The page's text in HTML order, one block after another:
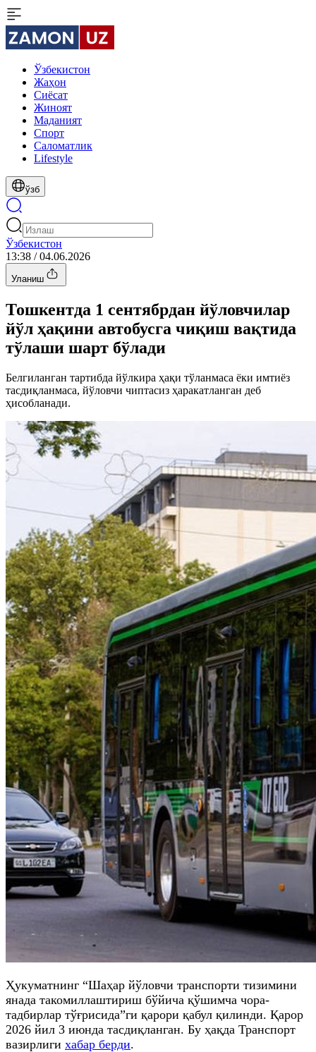
Ўзбекистон
Жаҳон
Сиёсат
Жиноят
Маданият
Спорт
Cаломатлик
Lifestyle
ўзб
Ўзбекистон
13:38 / 04.06.2026
Уланиш
Тошкентда 1 сентябрдан йўловчилар
йўл ҳақини автобусга чиқиш вақтида
тўлаши шарт бўлади
Белгиланган тартибда йўлкира ҳақи тўланмаса ёки имтиёз
тасдиқланмаса, йўловчи чиптасиз ҳаракатланган деб
ҳисобланади.
Ҳукуматнинг “Шаҳар йўловчи транспорти тизимини
янада такомиллаштириш бўйича қўшимча чора-
тадбирлар тўғрисида”ги қарори қабул қилинди. Қарор
2026 йил 3 июнда тасдиқланган. Бу ҳақда Транспорт
вазирлиги хабар берди.